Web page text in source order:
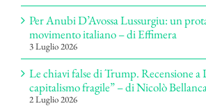
Per Anubi D’Avossa Lussurgiu: un
movimento italiano – di Effimera
3 Luglio 2026
Le chiavi false di Trump. Recensione
capitalismo fragile” – di Nicolò
2 Luglio 2026